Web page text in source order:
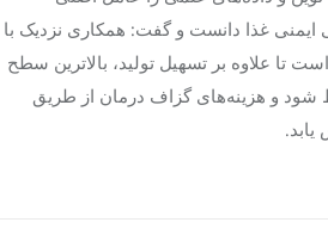
ایمنی غذا دانست و گفت: همکاری نزدیک با
تا علاوه بر تسهیل تولید، بالاترین سطح
و هزینه‌های گزاف درمان از طریق